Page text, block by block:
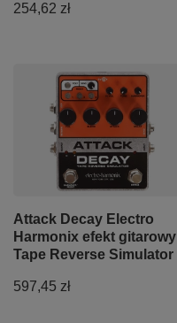
254,62 zł
Attack Decay Electro
Harmonix efekt gitarowy
Tape Reverse Simulator
597,45 zł